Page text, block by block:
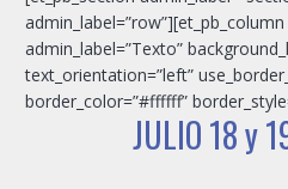
admin_label=”Texto”
text_orientation=”left”
border_color=”#ffffff”
JULIO 18 y